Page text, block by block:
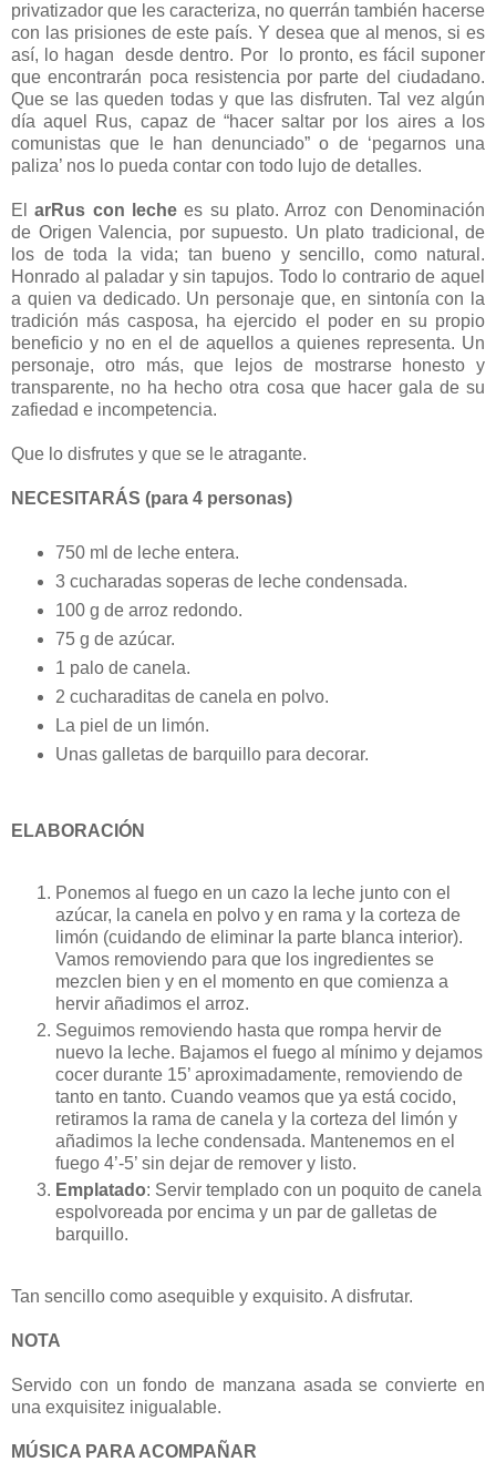
privatizador que les caracteriza, no querrán también hacerse
con las prisiones de este país. Y desea que al menos, si es
así, lo hagan desde dentro. Por lo pronto, es fácil suponer
que encontrarán poca resistencia por parte del ciudadano.
Que se las queden todas y que las disfruten. Tal vez algún
día aquel Rus, capaz de “hacer saltar por los aires a los
comunistas que le han denunciado” o de ‘pegarnos una
paliza’ nos lo pueda contar con todo lujo de detalles.
ElarRus con leche es su plato. Arroz con Denominación
de Origen Valencia, por supuesto. Un plato tradicional, de
los de toda la vida; tan bueno y sencillo, como natural.
Honrado al paladar y sin tapujos. Todo lo contrario de aquel
a quien va dedicado. Un personaje que, en sintonía con la
tradición más casposa, ha ejercido el poder en su propio
beneficio y no en el de aquellos a quienes representa. Un
personaje, otro más, que lejos de mostrarse honesto y
transparente, no ha hecho otra cosa que hacer gala de su
zafiedad e incompetencia.
Que lo disfrutes y que se le atragante.
NECESITARÁS (para 4 personas)
750 ml de leche entera.
3 cucharadas soperas de leche condensada.
100 g de arroz redondo.
75 g de azúcar.
1 palo de canela.
2 cucharaditas de canela en polvo.
La piel de un limón.
Unas galletas de barquillo para decorar.
ELABORACIÓN
Ponemos al fuego en un cazo la leche junto con el
azúcar, la canela en polvo y en rama y la corteza de
limón (cuidando de eliminar la parte blanca interior).
Vamos removiendo para que los ingredientes se
mezclen bien y en el momento en que comienza a
hervir añadimos el arroz.
Seguimos removiendo hasta que rompa hervir de
nuevo la leche. Bajamos el fuego al mínimo y dejamos
cocer durante 15’ aproximadamente, removiendo de
tanto en tanto. Cuando veamos que ya está cocido,
retiramos la rama de canela y la corteza del limón y
añadimos la leche condensada. Mantenemos en el
fuego 4’-5’ sin dejar de remover y listo.
Emplatado: Servir templado con un poquito de canela
espolvoreada por encima y un par de galletas de
barquillo.
Tan sencillo como asequible y exquisito. A disfrutar.
NOTA
Servido con un fondo de manzana asada se convierte en
una exquisitez inigualable.
MÚSICA PARA ACOMPAÑAR